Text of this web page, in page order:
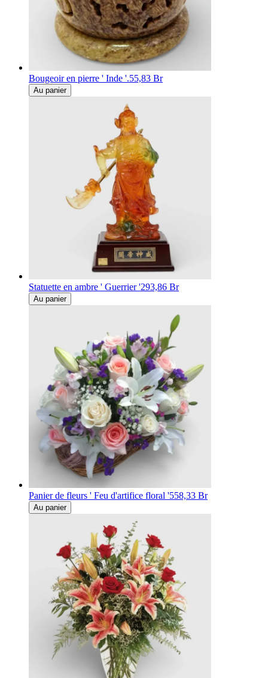
Bougeoir en pierre ' Inde '.55,83 Br
Au panier
Statuette en ambre ' Guerrier '293,86 Br
Au panier
Panier de fleurs ' Feu d'artifice floral '558,33 Br
Au panier